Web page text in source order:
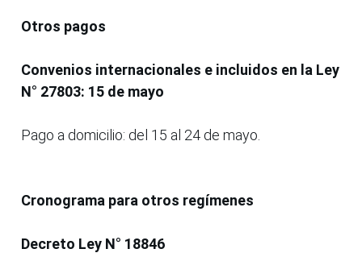
Otros pagos
Convenios internacionales e incluidos en la Ley
N° 27803: 15 de mayo
Pago a domicilio: del 15 al 24 de mayo.
Cronograma para otros regímenes
Decreto Ley N° 18846